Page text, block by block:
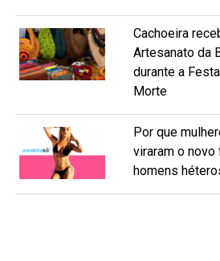
Cachoeira
Artesanato da
durante a
Morte
Por que
viraram o
homens